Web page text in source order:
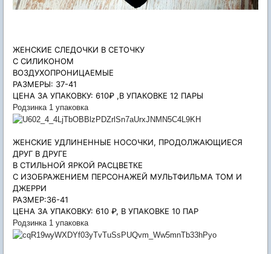
ЖЕНСКИЕ СЛЕДОЧКИ В СЕТОЧКУ
С СИЛИКОНОМ
ВОЗДУХОПРОНИЦАЕМЫЕ
РАЗМЕРЫ: 37-41
ЦЕНА ЗА УПАКОВКУ: 610₽ ,В УПАКОВКЕ 12 ПАРЫ
Родзинка 1 упаковка
ЖЕНСКИЕ УДЛИНЕННЫЕ НОСОЧКИ, ПРОДОЛЖАЮЩИЕСЯ
ДРУГ В ДРУГЕ
В СТИЛЬНОЙ ЯРКОЙ РАСЦВЕТКЕ
С ИЗОБРАЖЕНИЕМ ПЕРСОНАЖЕЙ МУЛЬТФИЛЬМА ТОМ И
ДЖЕРРИ
РАЗМЕР:36-41
ЦЕНА ЗА УПАКОВКУ: 610 ₽, В УПАКОВКЕ 10 ПАР
Родзинка 1 упаковка